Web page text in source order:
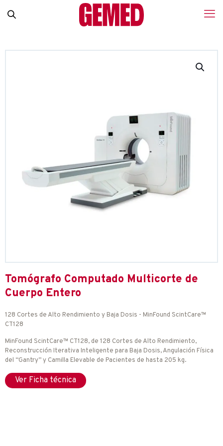
Tomógrafo Computado Multicorte de
Cuerpo Entero
128 Cortes de Alto Rendimiento y Baja Dosis - MinFound ScintCare™
CT128
MinFound ScintCare™ CT128, de 128 Cortes de Alto Rendimiento,
Reconstrucción Iterativa Inteligente para Baja Dosis, Angulación Física
del “Gantry” y Camilla Elevable de Pacientes de hasta 205 kg.
Ver Ficha técnica